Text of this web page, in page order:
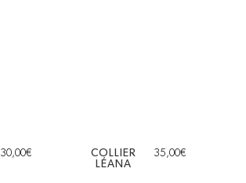
30,00€
COLLIER
LÉANA
35,00€